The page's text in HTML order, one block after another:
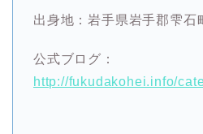
出身地：岩手県岩手郡雫石町
公式ブログ：
http://fukudakohei.info/